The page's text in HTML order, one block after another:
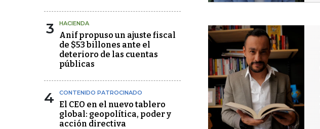
3 HACIENDA
Anif propuso un ajuste fiscal
de $53 billones ante el
deterioro de las cuentas
públicas
4 CONTENIDO PATROCINADO
El CEO en el nuevo tablero
global: geopolítica, poder y
acción directiva